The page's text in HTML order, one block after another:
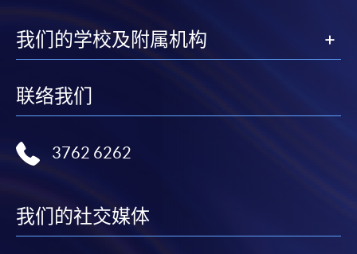
我们的学校及附属机构
联络我们
3762 6262
我们的社交媒体